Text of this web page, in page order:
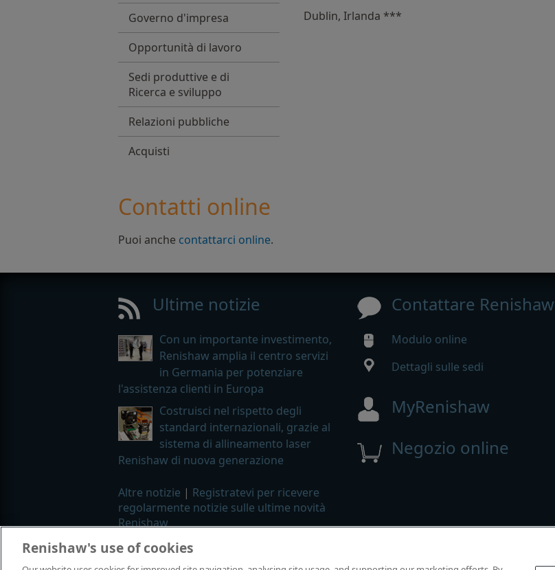
Governo d'impresa
Opportunità di lavoro
Sedi produttive e di
Ricerca e sviluppo
Relazioni pubbliche
Acquisti
Dublin, Irlanda ***
Contatti online
Puoi anche contattarci online.
Ultime notizie
Con un importante investimento,
Renishaw amplia il centro servizi
in Germania per potenziare
l'assistenza clienti in Europa
Costruisci nel rispetto degli
standard internazionali, grazie al
sistema di allineamento laser
Renishaw di nuova generazione
Altre notizie | Registratevi per ricevere
regolarmente notizie sulle ultime novità
Renishaw
Contattare Renishaw
Modulo online
Dettagli sulle sedi
MyRenishaw
Negozio online
Renishaw's use of cookies